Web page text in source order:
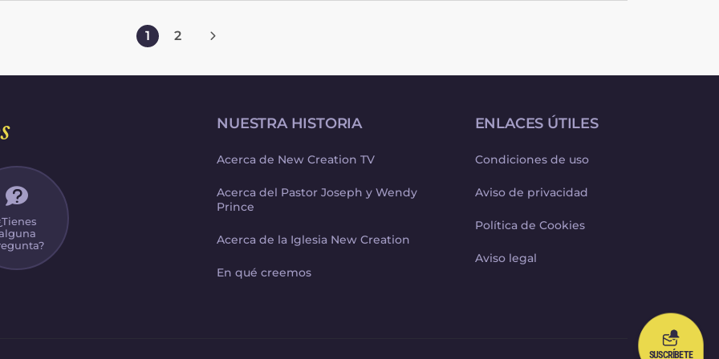
Estados Unidos.
1 2
NUESTRA HISTORIA
Acerca de New Creation TV
Acerca del Pastor Joseph y Wendy
Prince
Acerca de la Iglesia New Creation
En qué creemos
ENLACES ÚTILES
Condiciones de uso
Aviso de privacidad
Política de Cookies
Aviso legal
SUSCRÍBETE